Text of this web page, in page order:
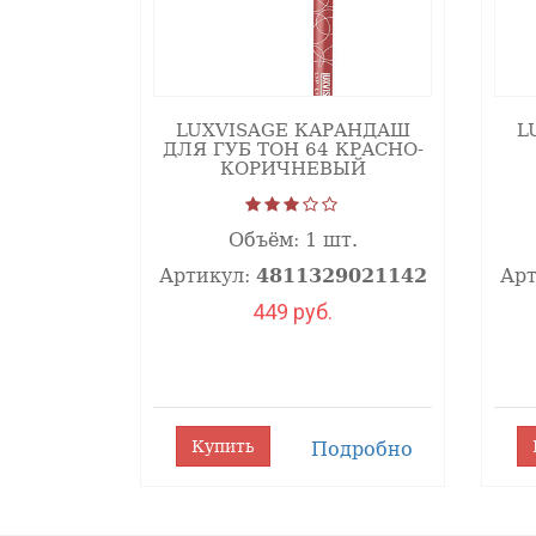
LUXVISAGE КАРАНДАШ
ДЛЯ ГУБ ТОН 64 КРАСНО-
КОРИЧНЕВЫЙ
Объём: 1 шт.
Артикул: 4811329021142
449 руб.
Купить Подробно